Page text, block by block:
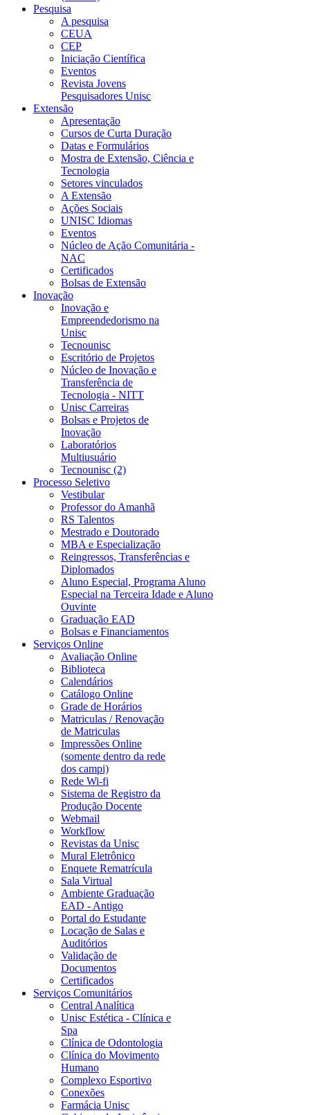
Pesquisa
A pesquisa
CEUA
CEP
Iniciação Científica
Eventos
Revista Jovens
Pesquisadores Unisc
Extensão
Apresentação
Cursos de Curta Duração
Datas e Formulários
Mostra de Extensão, Ciência e
Tecnologia
Setores vinculados
A Extensão
Ações Sociais
UNISC Idiomas
Eventos
Núcleo de Ação Comunitária -
NAC
Certificados
Bolsas de Extensão
Inovação
Inovação e
Empreendedorismo na
Unisc
Tecnounisc
Escritório de Projetos
Núcleo de Inovação e
Transferência de
Tecnologia - NITT
Unisc Carreiras
Bolsas e Projetos de
Inovação
Laboratórios
Multiusuário
Tecnounisc (2)
Processo Seletivo
Vestibular
Professor do Amanhã
RS Talentos
Mestrado e Doutorado
MBA e Especialização
Reingressos, Transferências e
Diplomados
Aluno Especial, Programa Aluno
Especial na Terceira Idade e Aluno
Ouvinte
Graduação EAD
Bolsas e Financiamentos
Serviços Online
Avaliação Online
Biblioteca
Calendários
Catálogo Online
Grade de Horários
Matriculas / Renovação
de Matriculas
Impressões Online
(somente dentro da rede
dos campi)
Rede Wi-fi
Sistema de Registro da
Produção Docente
Webmail
Workflow
Revistas da Unisc
Mural Eletrônico
Enquete Rematrícula
Sala Virtual
Ambiente Graduação
EAD - Antigo
Portal do Estudante
Locação de Salas e
Auditórios
Validação de
Documentos
Certificados
Serviços Comunitários
Central Analítica
Unisc Estética - Clínica e
Spa
Clínica de Odontologia
Clínica do Movimento
Humano
Complexo Esportivo
Conexões
Farmácia Unisc